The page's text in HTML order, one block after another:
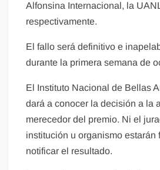
Alfonsina Internacional, la
respectivamente.
El fallo será definitivo e
durante la primera semana de
El Instituto Nacional de Bellas
dará a conocer la decisión a la
merecedor del premio. Ni el
institución u organismo estarán
notificar el resultado.